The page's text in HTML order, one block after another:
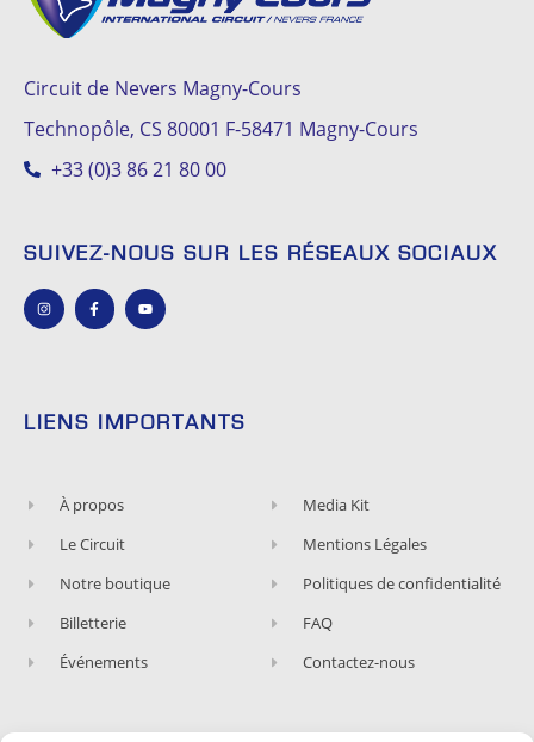
Circuit de Nevers Magny-Cours
Technopôle, CS 80001 F-58471 Magny-Cours
+33 (0)3 86 21 80 00
SUIVEZ-NOUS SUR LES RÉSEAUX SOCIAUX
LIENS IMPORTANTS
À propos
Le Circuit
Notre boutique
Billetterie
Événements
Media Kit
Mentions Légales
Politiques de confidentialité
FAQ
Contactez-nous